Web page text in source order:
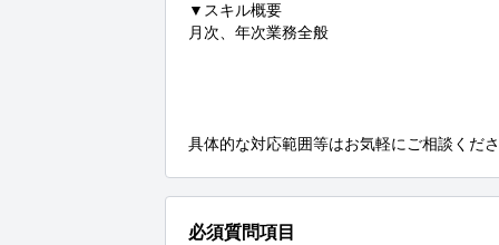
▼スキル概要
月次、年次業務全般
具体的な対応範囲等はお気軽にご相談くだ
必須質問項目